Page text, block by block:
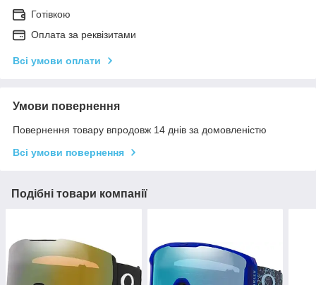
Готівкою
Оплата за реквізитами
Всі умови оплати
Умови повернення
Повернення товару впродовж 14 днів за домовленістю
Всі умови повернення
Подібні товари компанії